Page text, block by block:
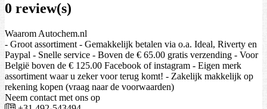
0 review(s)
Waarom Autochem.nl
- Groot assortiment - Gemakkelijk betalen via o.a. Ideal, Riverty en
Paypal - Snelle service - Boven de € 65.00 gratis verzending - Voor
België boven de € 125.00 Facebook of instagram - Eigen merk
assortiment waar u zeker voor terug komt! - Zakelijk makkelijk op
rekening kopen (vraag naar de voorwaarden)
Neem contact met ons op